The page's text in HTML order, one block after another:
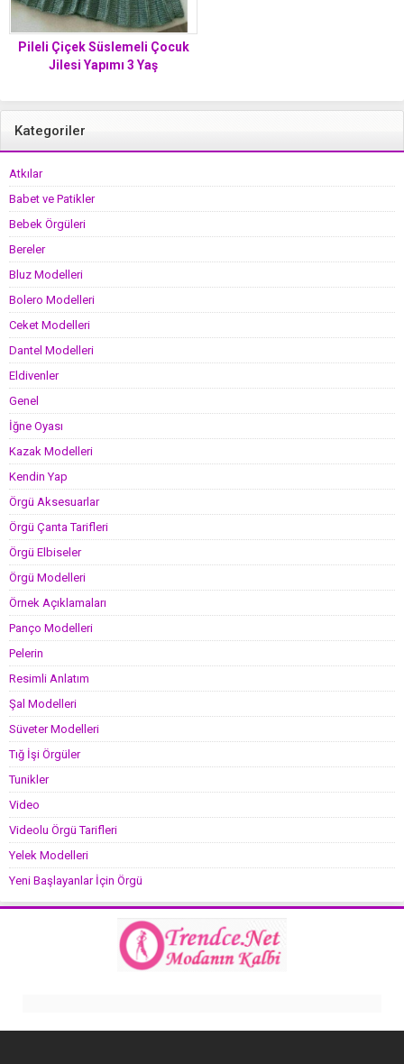
Pileli Çiçek Süslemeli Çocuk
Jilesi Yapımı 3 Yaş
Kategoriler
Atkılar
Babet ve Patikler
Bebek Örgüleri
Bereler
Bluz Modelleri
Bolero Modelleri
Ceket Modelleri
Dantel Modelleri
Eldivenler
Genel
İğne Oyası
Kazak Modelleri
Kendin Yap
Örgü Aksesuarlar
Örgü Çanta Tarifleri
Örgü Elbiseler
Örgü Modelleri
Örnek Açıklamaları
Panço Modelleri
Pelerin
Resimli Anlatım
Şal Modelleri
Süveter Modelleri
Tığ İşi Örgüler
Tunikler
Video
Videolu Örgü Tarifleri
Yelek Modelleri
Yeni Başlayanlar İçin Örgü